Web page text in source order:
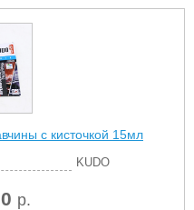
с кисточкой 15мл
KUDO
р.